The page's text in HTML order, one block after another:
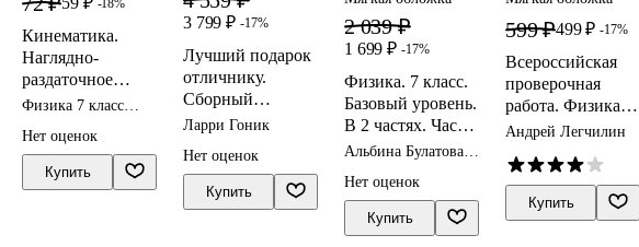
-18%
Кинематика.
Наглядно-
раздаточное
пособие
Физика 7 класс
Нет оценок
Купить
3 799 ₽ -17%
Лучший подарок
отличнику.
Сборный
комплект в
книг
Ларри Гоник
Нет оценок
Купить
2 039 ₽
1 699 ₽ -17%
Физика. 7 класс.
Базовый уровень.
В 2 частях. Часть
2. Учебное
Альбина Булатова,
И.Н. Корнильев
Нет оценок
Купить
599 ₽499 ₽ -17%
Всероссийская
проверочная
работа. Физика: 7
класс: 25
Типовые задания.
ФГОС
Андрей Легчилин
Купить